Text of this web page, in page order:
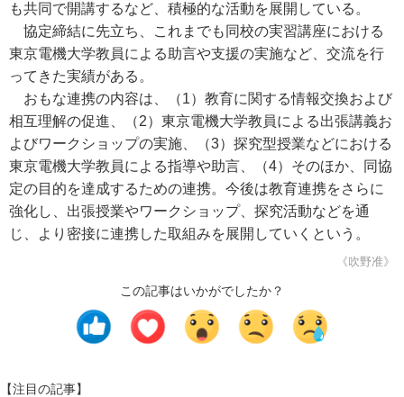
も共同で開講するなど、積極的な活動を展開している。
協定締結に先立ち、これまでも同校の実習講座における
東京電機大学教員による助言や支援の実施など、交流を行
ってきた実績がある。
おもな連携の内容は、（1）教育に関する情報交換および
相互理解の促進、（2）東京電機大学教員による出張講義お
よびワークショップの実施、（3）探究型授業などにおける
東京電機大学教員による指導や助言、（4）そのほか、同協
定の目的を達成するための連携。今後は教育連携をさらに
強化し、出張授業やワークショップ、探究活動などを通
じ、より密接に連携した取組みを展開していくという。
《吹野准》
この記事はいかがでしたか？
【注目の記事】